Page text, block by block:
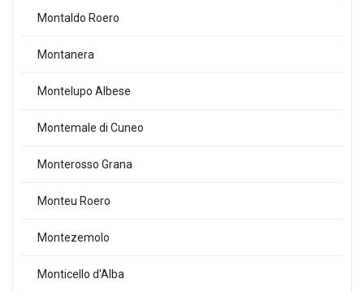
Montaldo Roero
Montanera
Montelupo Albese
Montemale di Cuneo
Monterosso Grana
Monteu Roero
Montezemolo
Monticello d'Alba